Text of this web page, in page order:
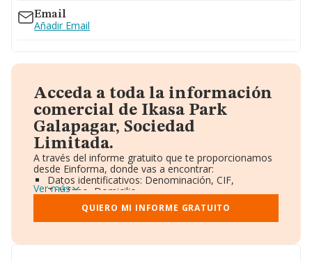
Email
Añadir Email
Acceda a toda la información
comercial de Ikasa Park
Galapagar, Sociedad
Limitada.
A través del informe gratuito que te proporcionamos
desde Einforma, donde vas a encontrar:
Datos identificativos: Denominación, CIF,
Teléfono, Domicilio.
Informe Mercantil Completo (BORME).
Gráficos de Evolución Ventas y Empleados.
Consejo de Administración y Administradores.
Accionistas.
Ver más
QUIERO MI INFORME GRATUITO